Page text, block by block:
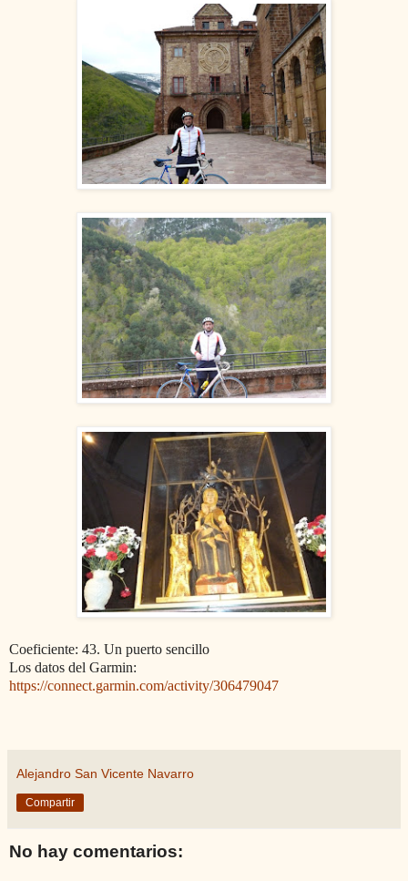
Coeficiente: 43. Un puerto sencillo
Los datos del Garmin:
https://connect.garmin.com/activity/306479047
Alejandro San Vicente Navarro
Compartir
No hay comentarios: